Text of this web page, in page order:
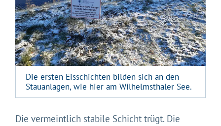
Die ersten Eisschichten bilden sich an den
Stauanlagen, wie hier am Wilhelmsthaler See.
Die vermeintlich stabile Schicht trügt. Die
Gleich geht's los!
Mit Ihrer Zustimmung möchten wir moderne Web-
Technologien auf unserer Website nutzen. Einige sind
essenziell, Youtube und Matomo helfen uns diese
Website und Ihr Erlebnis zu verbessern.
Impressum&Datenschutz